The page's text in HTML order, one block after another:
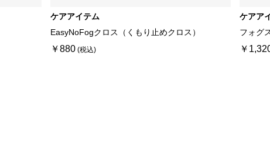
ケアアイテム
EasyNoFogクロス（くもり止めクロス）
￥880
ケアア
フォグ
￥